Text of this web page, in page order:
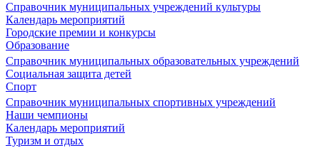
Справочник муниципальных учреждений культуры
Календарь мероприятий
Городские премии и конкурсы
Образование
Справочник муниципальных образовательных учреждений
Социальная защита детей
Спорт
Справочник муниципальных спортивных учреждений
Наши чемпионы
Календарь мероприятий
Туризм и отдых